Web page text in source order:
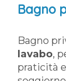
Bagno
Bagno
lavabo,
praticità